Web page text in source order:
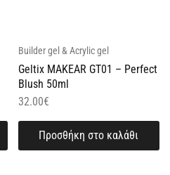
Builder gel & Acrylic gel
Geltix MAKEAR GT01 – Perfect
Blush 50ml
32.00€
Προσθήκη στο καλάθι